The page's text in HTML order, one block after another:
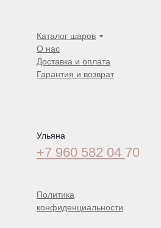
Каталог шаров
О нас
Доставка и оплата
Гарантия и возврат
Ульяна
+7 960 582 04 70
Политика
конфиденциальности